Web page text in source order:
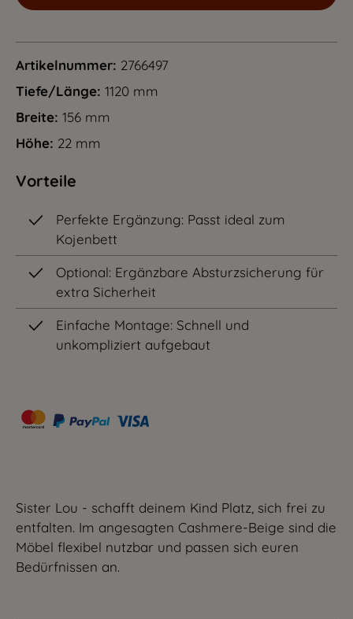
Artikelnummer: 2766497
Tiefe/Länge: 1120 mm
Breite: 156 mm
Höhe: 22 mm
Vorteile
Perfekte Ergänzung: Passt ideal zum
Kojenbett
Optional: Ergänzbare Absturzsicherung für
extra Sicherheit
Einfache Montage: Schnell und
unkompliziert aufgebaut
Sister Lou - schafft deinem Kind Platz, sich frei zu
entfalten. Im angesagten Cashmere-Beige sind die
Möbel flexibel nutzbar und passen sich euren
Bedürfnissen an.